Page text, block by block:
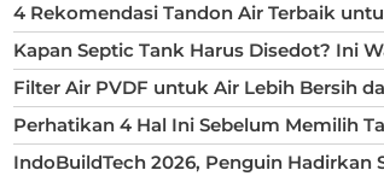
4 Rekomendasi Tandon Air Terbaik
Kapan Septic Tank Harus Disedot? Ini
Filter Air PVDF untuk Air Lebih Bersih
Perhatikan 4 Hal Ini Sebelum Memilih
IndoBuildTech 2026, Penguin